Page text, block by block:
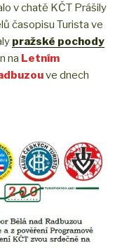
v chatě KČT Prášily
časopisu Turista ve
pražské pochody
na Letním
ve dnech